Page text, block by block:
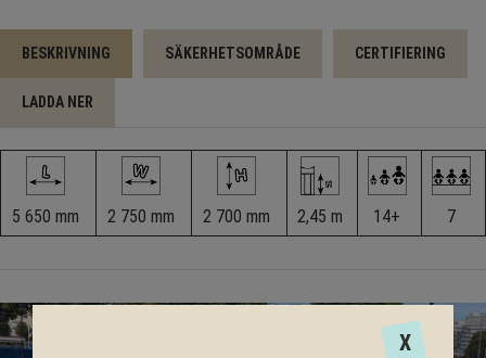
BESKRIVNING SÄKERHETSOMRÅDE CERTIFIERING
LADDA NER
5 650 mm 2 750 mm 2 700 mm 2,45 m 14+ 7
X